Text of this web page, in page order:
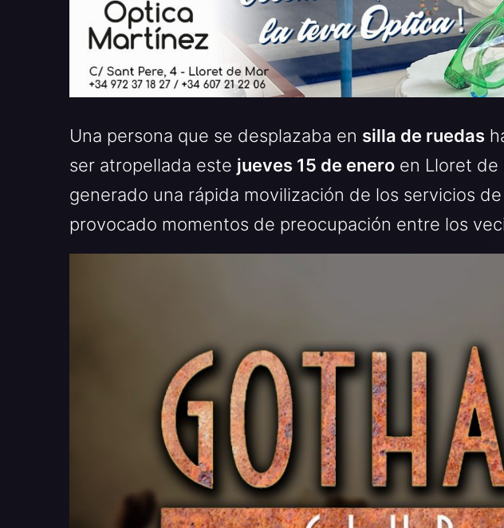
Una persona que se desplazaba en silla de ruedas
ser atropellada este jueves 15 de enero en Lloret de
generado una rápida movilización de los servicios
provocado momentos de preocupación entre los